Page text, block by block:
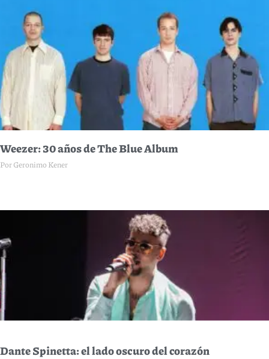
Weezer: 30 años de The Blue Album
Por Geronimo Kener
Dante Spinetta: el lado oscuro del corazón